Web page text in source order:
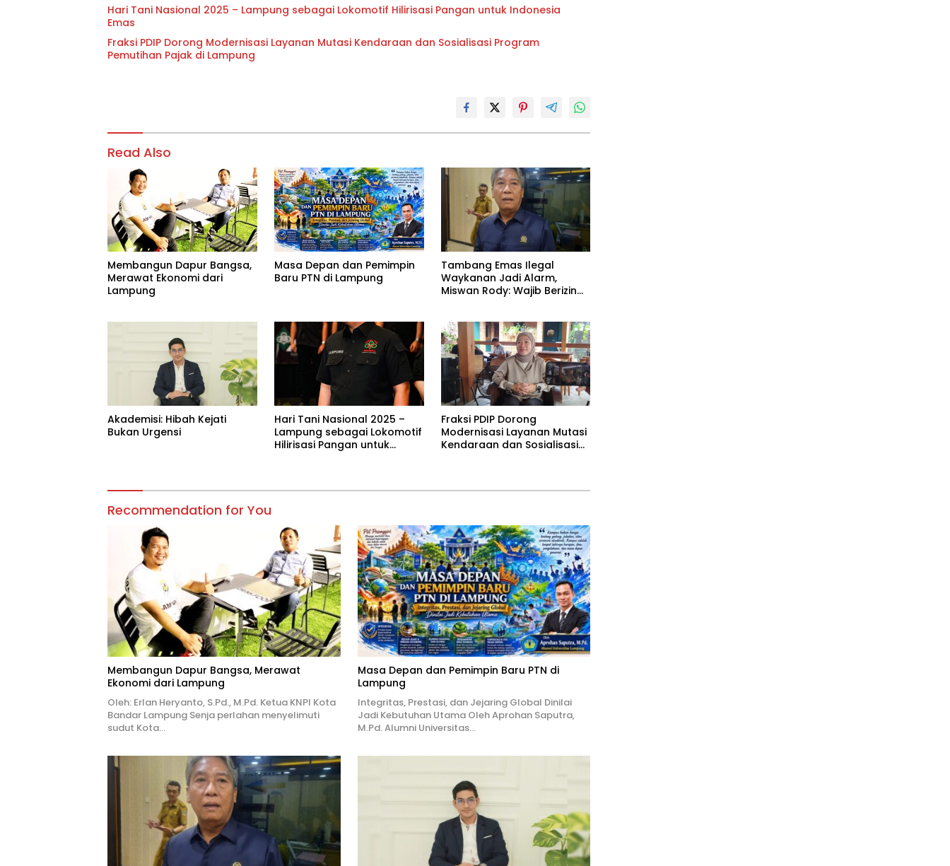
Hari Tani Nasional 2025 – Lampung sebagai Lokomotif Hilirisasi Pangan untuk Indonesia
Emas
Fraksi PDIP Dorong Modernisasi Layanan Mutasi Kendaraan dan Sosialisasi Program
Pemutihan Pajak di Lampung
Read Also
Membangun Dapur Bangsa,
Merawat Ekonomi dari
Lampung
Masa Depan dan Pemimpin
Baru PTN di Lampung
Tambang Emas Ilegal
Waykanan Jadi Alarm,
Miswan Rody: Wajib Berizin
Akademisi: Hibah Kejati
Bukan Urgensi
Hari Tani Nasional 2025 –
Lampung sebagai Lokomotif
Hilirisasi Pangan untuk
Fraksi PDIP Dorong
Modernisasi Layanan Mutasi
Kendaraan dan Sosialisasi
Recommendation for You
Membangun Dapur Bangsa, Merawat
Ekonomi dari Lampung
Oleh: Erlan Heryanto, S.Pd., M.Pd. Ketua KNPI Kota
Bandar Lampung Senja perlahan menyelimuti
sudut Kota…
Masa Depan dan Pemimpin Baru PTN di
Lampung
Integritas, Prestasi, dan Jejaring Global Dinilai
Jadi Kebutuhan Utama Oleh Aprohan Saputra,
M.Pd. Alumni Universitas…